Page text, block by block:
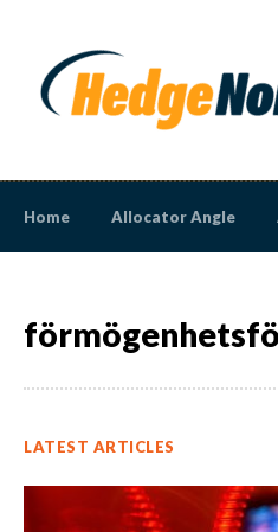
Home Allocator Angle
LATEST ARTICLES